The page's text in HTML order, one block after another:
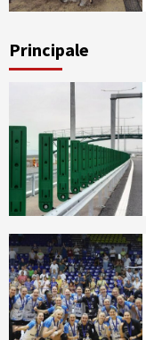
Principale